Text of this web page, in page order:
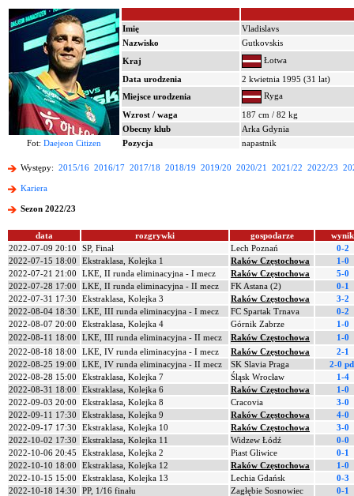
Imię
Vladislavs
Nazwisko
Gutkovskis
Kraj
Łotwa
Data urodzenia
2 kwietnia 1995 (31 lat)
Miejsce urodzenia
Ryga
Wzrost / waga
187 cm / 82 kg
Obecny klub
Arka Gdynia
Fot: Daejeon Citizen Pozycja napastnik
Występy: 2015/16 2016/17 2017/18 2018/19 2019/20 2020/21 2021/22 2022/23
Kariera
Sezon 2022/23
data rozgrywki gospodarze
wynik
2022-07-09 20:10
SP, Finał Lech Poznań
0-2
2022-07-15 18:00
Ekstraklasa, Kolejka 1 Raków Częstochowa
1-0
2022-07-21 21:00
LKE, II runda eliminacyjna - I mecz Raków Częstochowa
5-0
2022-07-28 17:00
LKE, II runda eliminacyjna - II mecz FK Astana (2)
0-1
2022-07-31 17:30
Ekstraklasa, Kolejka 3 Raków Częstochowa
3-2
2022-08-04 18:30
LKE, III runda eliminacyjna - I mecz FC Spartak Trnava
0-2
2022-08-07 20:00
Ekstraklasa, Kolejka 4 Górnik Zabrze
1-0
2022-08-11 18:00
LKE, III runda eliminacyjna - II mecz Raków Częstochowa
1-0
2022-08-18 18:00
LKE, IV runda eliminacyjna - I mecz Raków Częstochowa
2-1
2022-08-25 19:00
LKE, IV runda eliminacyjna - II mecz SK Slavia Praga
2-0
2022-08-28 15:00
Ekstraklasa, Kolejka 7 Śląsk Wrocław
1-4
2022-08-31 18:00
Ekstraklasa, Kolejka 6 Raków Częstochowa
1-0
2022-09-03 20:00
Ekstraklasa, Kolejka 8 Cracovia
3-0
2022-09-11 17:30
Ekstraklasa, Kolejka 9 Raków Częstochowa
4-0
2022-09-17 17:30
Ekstraklasa, Kolejka 10 Raków Częstochowa
3-0
2022-10-02 17:30
Ekstraklasa, Kolejka 11 Widzew Łódź
0-0
2022-10-06 20:45
Ekstraklasa, Kolejka 2 Piast Gliwice
0-1
2022-10-10 18:00
Ekstraklasa, Kolejka 12 Raków Częstochowa
1-0
2022-10-15 15:00
Ekstraklasa, Kolejka 13 Lechia Gdańsk
0-3
2022-10-18 14:30
PP, 1/16 finału Zagłębie Sosnowiec
0-1